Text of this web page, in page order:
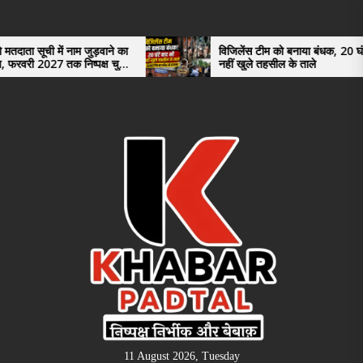
the
content
जुड़वाने का
चुनाव
विजिलेंस टीम को बनाया बंधक, 20 घंटे बाद भी
नहीं खुले तहसील के ताले
11 August 2026, Tuesday